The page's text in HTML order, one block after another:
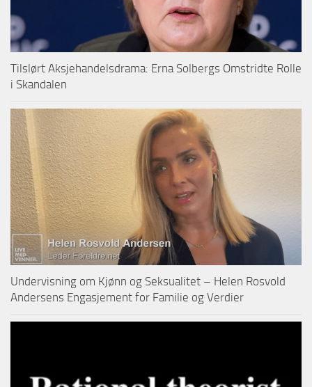
Tilslørt Aksjehandelsdrama: Erna Solbergs Omstridte Rolle
i Skandalen
Undervisning om Kjønn og Seksualitet – Helen Rosvold
Andersens Engasjement for Familie og Verdier